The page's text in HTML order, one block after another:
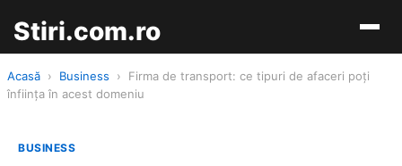
Stiri.com.ro
Acasă › Business ›
Firma de transport: ce tipuri de afaceri poți
înființa în acest domeniu
BUSINESS